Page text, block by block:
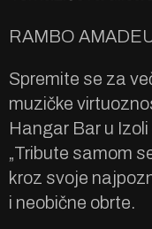
RAMBO
Spremite se za
muzičke
Hangar Bar u
„Tribute samom
kroz svoje
i neobične obrte.